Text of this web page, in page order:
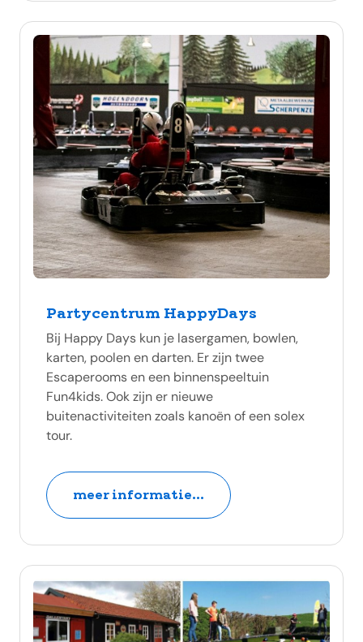
Partycentrum HappyDays
Bij Happy Days kun je lasergamen, bowlen,
karten, poolen en darten. Er zijn twee
Escaperooms en een binnenspeeltuin
Fun4kids. Ook zijn er nieuwe
buitenactiviteiten zoals kanoën of een solex
tour.
meer informatie...